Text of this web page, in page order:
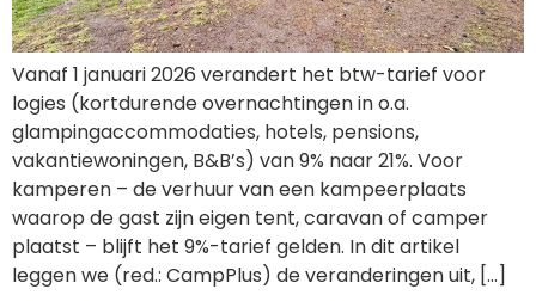
Vanaf 1 januari 2026 verandert het btw-tarief voor
logies (kortdurende overnachtingen in o.a.
glampingaccommodaties, hotels, pensions,
vakantiewoningen, B&B’s) van 9% naar 21%. Voor
kamperen – de verhuur van een kampeerplaats
waarop de gast zijn eigen tent, caravan of camper
plaatst – blijft het 9%-tarief gelden. In dit artikel
leggen we (red.: CampPlus) de veranderingen uit, […]